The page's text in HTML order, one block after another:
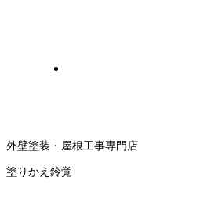
外壁塗装・屋根工事専門店
塗りかえ鈴覚